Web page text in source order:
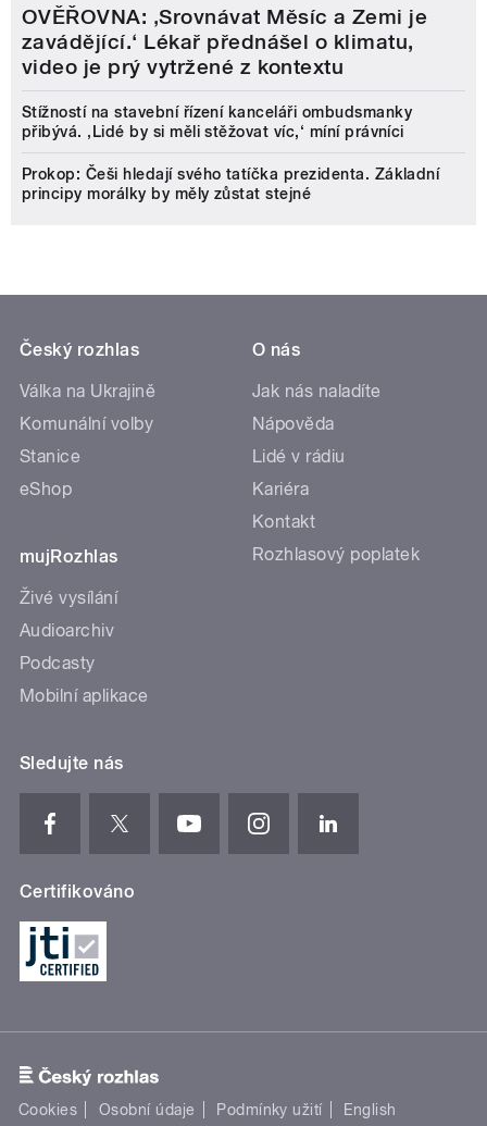
OVĚŘOVNA: ‚Srovnávat Měsíc a Zemi je
zavádějící.‘ Lékař přednášel o klimatu,
video je prý vytržené z kontextu
Stížností na stavební řízení kanceláři ombudsmanky
přibývá. ‚Lidé by si měli stěžovat víc,‘ míní právníci
Prokop: Češi hledají svého tatíčka prezidenta. Základní
principy morálky by měly zůstat stejné
Český rozhlas
Válka na Ukrajině
Komunální volby
Stanice
eShop
mujRozhlas
Živé vysílání
Audioarchiv
Podcasty
Mobilní aplikace
O nás
Jak nás naladíte
Nápověda
Lidé v rádiu
Kariéra
Kontakt
Rozhlasový poplatek
Sledujte nás
Certifikováno
Cookies Osobní údaje Podmínky užití English